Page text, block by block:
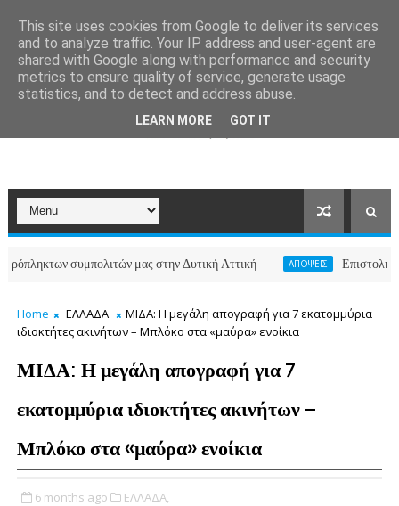
συμπολιτών μας στην Δυτική Αττική ΑΠΟΨΕΙΣ Επιστολή
Home ΕΛΛΑΔΑ
ΜΙΔΑ: Η μεγάλη απογραφή για 7 εκατομμύρια
ιδιοκτήτες ακινήτων – Μπλόκο στα «μαύρα» ενοίκια
ΜΙΔΑ: Η μεγάλη απογραφή για 7
εκατομμύρια ιδιοκτήτες ακινήτων –
Μπλόκο στα «μαύρα» ενοίκια
6 months ago ΕΛΛΑΔΑ,
This site uses cookies from Google to deliver its services
and to analyze traffic. Your IP address and user-agent are
shared with Google along with performance and security
metrics to ensure quality of service, generate usage
statistics, and to detect and address abuse.
LEARN MORE GOT IT